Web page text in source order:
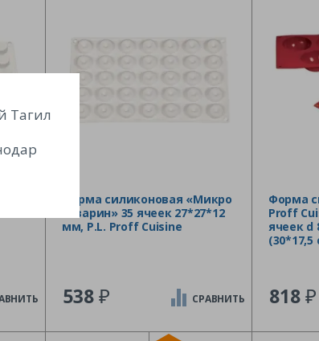
Форма силиконовая «Микро
саварин» 35 ячеек 27*27*12
мм, P.L. Proff Cuisine
538₽ СРАВНИТЬ
Форма
Proff
ячеек d
(30*17,5
818₽
Тагил